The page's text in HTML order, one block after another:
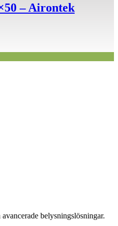
– Airontek
belysningslösningar.